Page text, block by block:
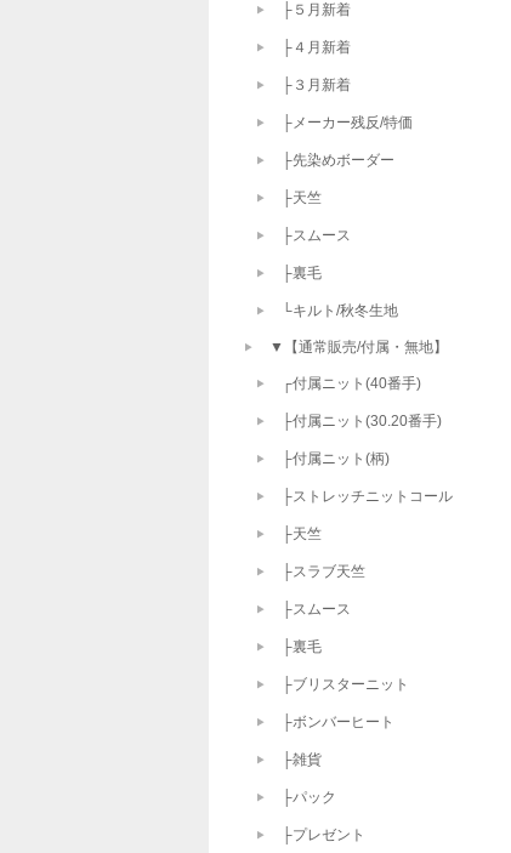
├５月新着
├４月新着
├３月新着
├メーカー残反/特価
├先染めボーダー
├天竺
├スムース
├裏毛
└キルト/秋冬生地
▼【通常販売/付属・無地】
┌付属ニット(40番手)
├付属ニット(30.20番手)
├付属ニット(柄)
├ストレッチニットコール
├天竺
├スラブ天竺
├スムース
├裏毛
├ブリスターニット
├ボンバーヒート
├雑貨
├パック
├プレゼント